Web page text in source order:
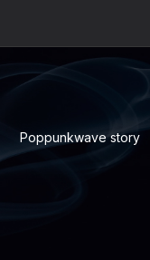
Poppunkwave story